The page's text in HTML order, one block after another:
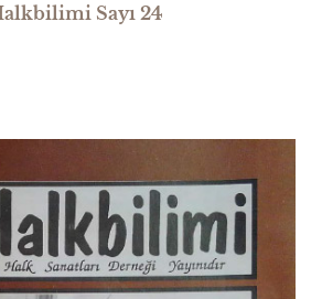
Sayı 24